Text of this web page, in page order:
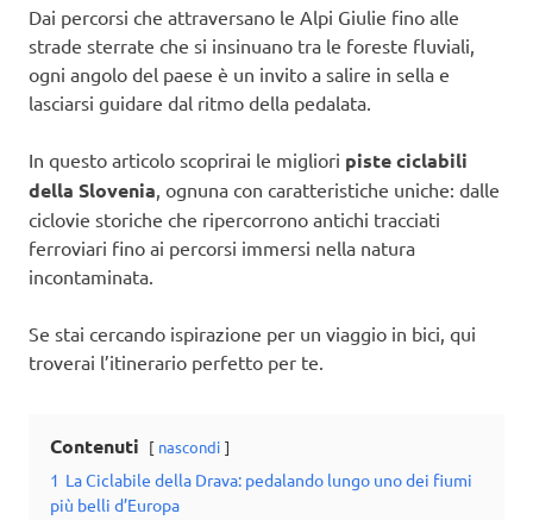
Dai percorsi che attraversano le Alpi Giulie fino alle
strade sterrate che si insinuano tra le foreste fluviali,
ogni angolo del paese è un invito a salire in sella e
lasciarsi guidare dal ritmo della pedalata.
In questo articolo scoprirai le migliori piste ciclabili
della Slovenia, ognuna con caratteristiche uniche: dalle
ciclovie storiche che ripercorrono antichi tracciati
ferroviari fino ai percorsi immersi nella natura
incontaminata.
Se stai cercando ispirazione per un viaggio in bici, qui
troverai l’itinerario perfetto per te.
Contenuti nascondi
1 La Ciclabile della Drava: pedalando lungo uno dei fiumi
più belli d’Europa